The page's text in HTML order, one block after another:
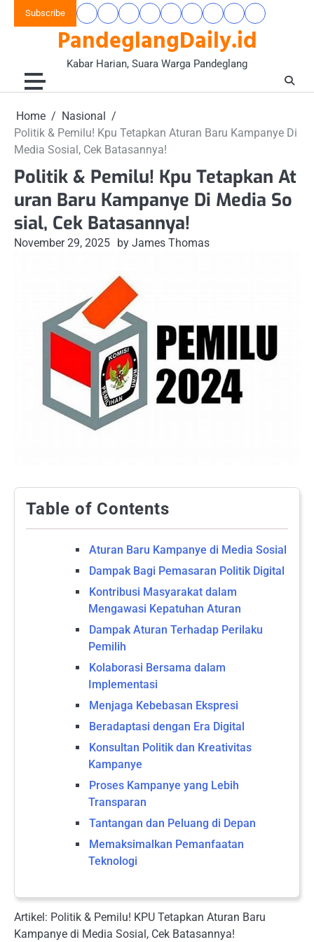
Subscribe
PandeglangDaily.id
Kabar Harian, Suara Warga Pandeglang
BerandaBanten
Raya
Gaya
Hidup
&
Komunitas
Hukum
Kriminal
Nasional
Opini
Wacana
Pandeglang
Today
Pendidikan
&
Kesehatan
Wisata
&
Home
Nasional
Politik & Pemilu! Kpu Tetapkan Aturan Baru Kampanye Di
Media Sosial, Cek Batasannya!
Politik & Pemilu! Kpu Tetapkan At
uran Baru Kampanye Di Media So
sial, Cek Batasannya!
November 29, 2025 by James Thomas
Table of Contents
Aturan Baru Kampanye di Media Sosial
Dampak Bagi Pemasaran Politik Digital
Kontribusi Masyarakat dalam
Mengawasi Kepatuhan Aturan
Dampak Aturan Terhadap Perilaku
Pemilih
Kolaborasi Bersama dalam
Implementasi
Menjaga Kebebasan Ekspresi
Beradaptasi dengan Era Digital
Konsultan Politik dan Kreativitas
Kampanye
Proses Kampanye yang Lebih
Transparan
Tantangan dan Peluang di Depan
Memaksimalkan Pemanfaatan
Teknologi
Artikel: Politik & Pemilu! KPU Tetapkan Aturan Baru
Kampanye di Media Sosial, Cek Batasannya!